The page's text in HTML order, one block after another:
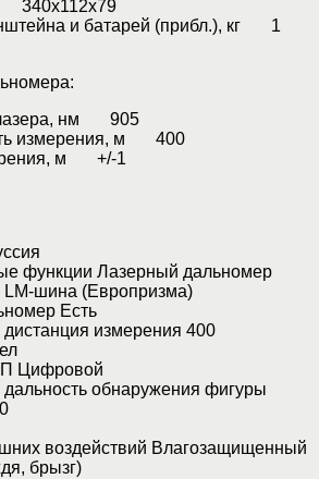
340x112x79
и батарей (прибл.), кг 1
нм 905
измерения, м 400
м +/-1
функции Лазерный дальномер
LM-шина (Европризма)
Есть
измерения 400
Цифровой
обнаружения фигуры
воздействий Влагозащищенный
брызг)